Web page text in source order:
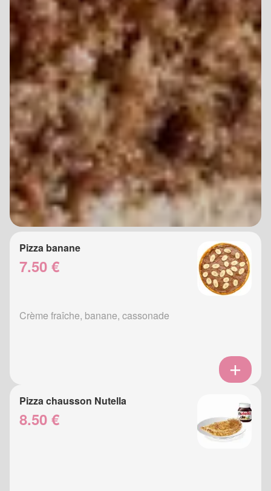
Pizza banane
7.50 €
Crème fraîche, banane, cassonade
Pizza chausson Nutella
8.50 €